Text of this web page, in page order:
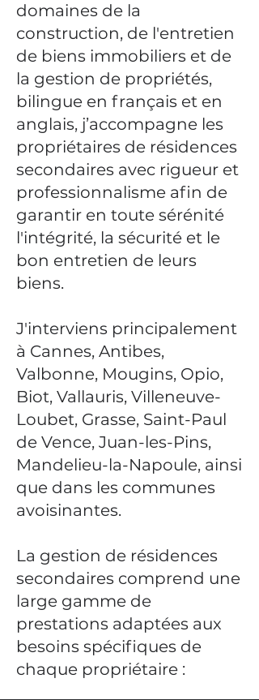
domaines de la
construction, de l'entretien
de biens immobiliers et de
la gestion de propriétés,
bilingue en français et en
anglais, j’accompagne les
propriétaires de résidences
secondaires avec rigueur et
professionnalisme afin de
garantir en toute sérénité
l'intégrité, la sécurité et le
bon entretien de leurs
biens.
J'interviens principalement
à Cannes, Antibes,
Valbonne, Mougins, Opio,
Biot, Vallauris, Villeneuve-
Loubet, Grasse, Saint-Paul
de Vence, Juan-les-Pins,
Mandelieu-la-Napoule, ainsi
que dans les communes
avoisinantes.
La gestion de résidences
secondaires comprend une
large gamme de
prestations adaptées aux
besoins spécifiques de
chaque propriétaire :